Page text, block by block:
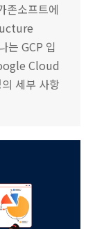
존소프트에
는 GCP 입
Cloud
세부 사항